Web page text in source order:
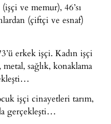
ve memur), 46’sı
(çiftçi ve esnaf)
erkek işçi. Kadın işçi
sağlık, konaklama
işçi cinayetleri tarım,
gerçekleşti…